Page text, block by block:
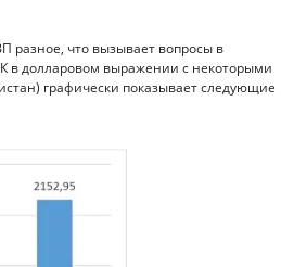
разное, что вызывает вопросы в
в долларовом выражении с некоторыми
графически показывает следующие